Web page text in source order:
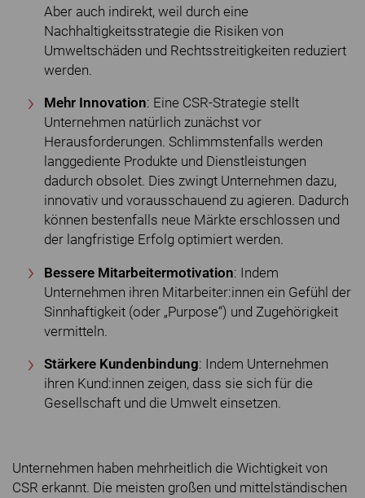
Aber auch indirekt, weil durch eine
Nachhaltigkeitsstrategie die Risiken von
Umweltschäden und Rechtsstreitigkeiten reduziert
werden.
Mehr Innovation: Eine CSR-Strategie stellt
Unternehmen natürlich zunächst vor
Herausforderungen. Schlimmstenfalls werden
langgediente Produkte und Dienstleistungen
dadurch obsolet. Dies zwingt Unternehmen dazu,
innovativ und vorausschauend zu agieren. Dadurch
können bestenfalls neue Märkte erschlossen und
der langfristige Erfolg optimiert werden.
Bessere Mitarbeitermotivation: Indem
Unternehmen ihren Mitarbeiter:innen ein Gefühl der
Sinnhaftigkeit (oder „Purpose“) und Zugehörigkeit
vermitteln.
Stärkere Kundenbindung: Indem Unternehmen
ihren Kund:innen zeigen, dass sie sich für die
Gesellschaft und die Umwelt einsetzen.
Unternehmen haben mehrheitlich die Wichtigkeit von
CSR erkannt. Die meisten großen und mittelständischen